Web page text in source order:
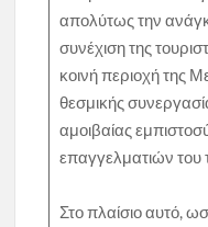
απολύτως την
συνέχιση της
κοινή περιοχή της
θεσμικής
αμοιβαίας
επαγγελματιών
Στο πλαίσιο αυτό,